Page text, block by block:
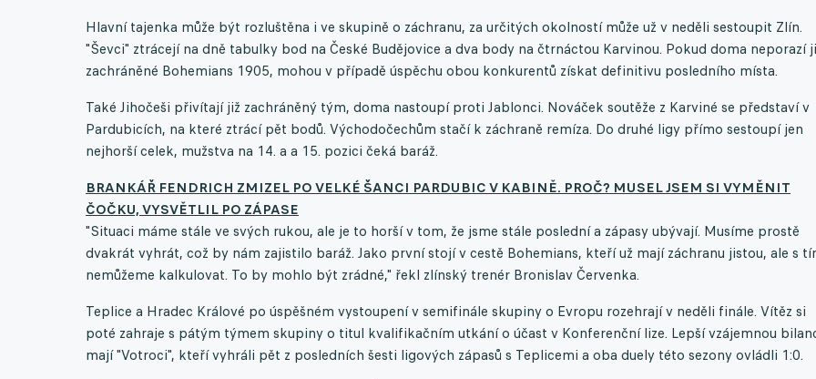
Hlavní tajenka může být rozluštěna i ve skupině o záchranu, za určitých okolností může už v neděli sestoupit Zlín.
"Ševci" ztrácejí na dně tabulky bod na České Budějovice a dva body na čtrnáctou Karvinou. Pokud doma neporazí
zachráněné Bohemians 1905, mohou v případě úspěchu obou konkurentů získat definitivu posledního místa.
Také Jihočeši přivítají již zachráněný tým, doma nastoupí proti Jablonci. Nováček soutěže z Karviné se představí v
Pardubicích, na které ztrácí pět bodů. Východočechům stačí k záchraně remíza. Do druhé ligy přímo sestoupí jen
nejhorší celek, mužstva na 14. a a 15. pozici čeká baráž.
BRANKÁŘ FENDRICH ZMIZEL PO VELKÉ ŠANCI PARDUBIC V KABINĚ. PROČ? MUSEL JSEM SI VYMĚNIT
ČOČKU, VYSVĚTLIL PO ZÁPASE
"Situaci máme stále ve svých rukou, ale je to horší v tom, že jsme stále poslední a zápasy ubývají. Musíme prostě
dvakrát vyhrát, což by nám zajistilo baráž. Jako první stojí v cestě Bohemians, kteří už mají záchranu jistou, ale s
nemůžeme kalkulovat. To by mohlo být zrádné," řekl zlínský trenér Bronislav Červenka.
Teplice a Hradec Králové po úspěšném vystoupení v semifinále skupiny o Evropu rozehrají v neděli finále. Vítěz si
poté zahraje s pátým týmem skupiny o titul kvalifikačním utkání o účast v Konferenční lize. Lepší vzájemnou
mají "Votroci", kteří vyhráli pět z posledních šesti ligových zápasů s Teplicemi a oba duely této sezony ovládli 1:0.